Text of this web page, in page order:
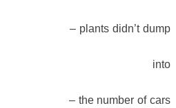
– plants didn’t dump
into
the number of cars